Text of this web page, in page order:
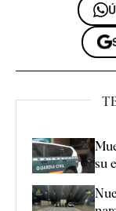
su